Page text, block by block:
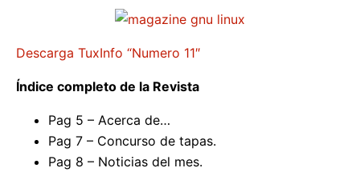
Descarga TuxInfo “Numero 11″
Índice completo de la Revista
Pag 5 – Acerca de…
Pag 7 – Concurso de tapas.
Pag 8 – Noticias del mes.